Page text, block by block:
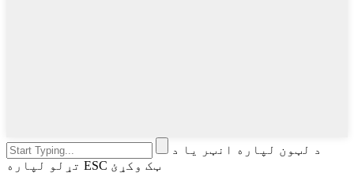
د لټون لپاره انټر یا د
تړلو لپاره ESC ټک وکړئ